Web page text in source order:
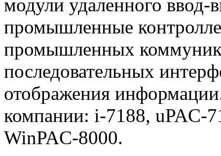
модули удаленного
промышленные
промышленных
последовательных
отображения
компании: i-7188, uPAC-
WinPAC-8000.